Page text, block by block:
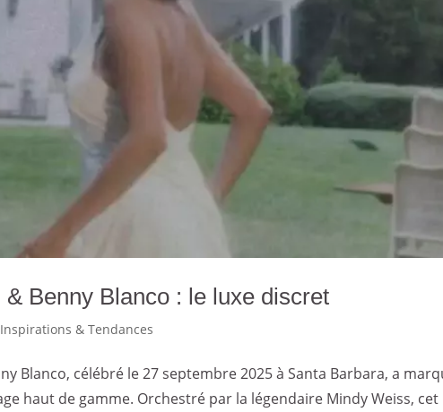
Benny Blanco : le luxe discret
Inspirations & Tendances
Blanco, célébré le 27 septembre 2025 à Santa Barbara, a
haut de gamme. Orchestré par la légendaire Mindy Weiss, cet